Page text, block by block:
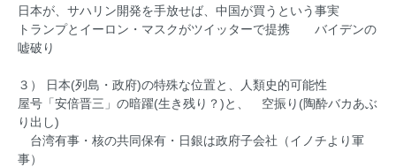
日本が、サハリン開発を手放せば、中国が買うという事実
トランプとイーロン・マスクがツイッターで提携 バイデンの
嘘破り
３） 日本(列島・政府)の特殊な位置と、人類史的可能性
屋号「安倍晋三」の暗躍(生き残り？)と、 空振り(陶酔バカあぶ
り出し)
台湾有事・核の共同保有・日銀は政府子会社（イノチより軍
事）